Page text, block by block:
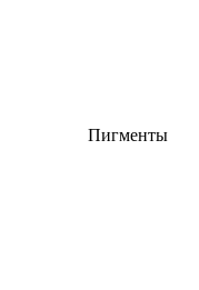
Пигменты